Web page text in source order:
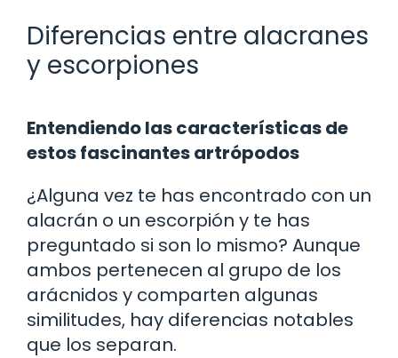
Diferencias entre alacranes
y escorpiones
Entendiendo las características de
estos fascinantes artrópodos
¿Alguna vez te has encontrado con un
alacrán o un escorpión y te has
preguntado si son lo mismo? Aunque
ambos pertenecen al grupo de los
arácnidos y comparten algunas
similitudes, hay diferencias notables
que los separan.